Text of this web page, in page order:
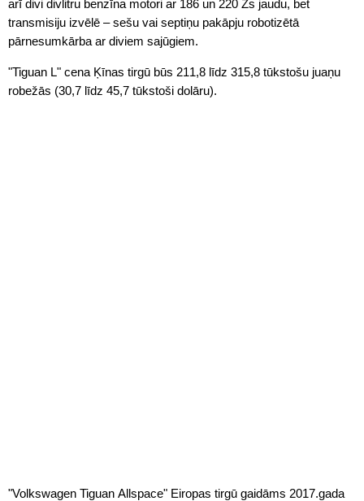
arī divi divlitru benzīna motori ar 186 un 220 Zs jaudu, bet
transmisiju izvēlē – sešu vai septiņu pakāpju robotizētā
pārnesumkārba ar diviem sajūgiem.
"Tiguan L" cena Ķīnas tirgū būs 211,8 līdz 315,8 tūkstošu juaņu
robežās (30,7 līdz 45,7 tūkstoši dolāru).
"Volkswagen Tiguan Allspace" Eiropas tirgū gaidāms 2017.gada